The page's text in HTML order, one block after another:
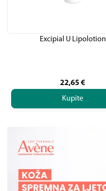
Excipial U Lipolotion
22,65 €
Kupite